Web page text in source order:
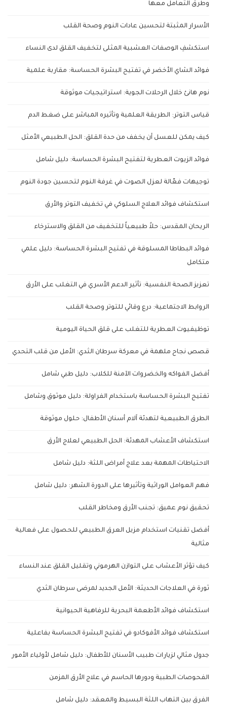
وطرق التعامل معها
الأسرار المثبتة لتحسين عادات النوم وصحة القلب
استكشفِ الوصفات العشبية المثلى لتخفيف القلق لدى النساء
فوائد الشاي الأخضر في تفتيح البشرة الحساسة: مقاربة علمية
نوم هانئ خلال الرحلات الجوية: استراتيجيات موثوقة
قياس التوتر: الطريقة العلمية وتأثيره المباشر على ضغط الدم
كيف يمكن للعسل أن يخفف من حدة القلق: الحل الطبيعي الأمثل
فوائد الزيوت العطرية لتفتيح البشرة الحساسة: دليل شامل
توجيهات فعّالة لعزل الصوت في غرفة النوم لتحسين جودة النوم
استكشاف فوائد العلاج السلوكي في تخفيف التوتر والأرق
الريحان المقدس: حلاً طبيعياً للتخفيف من القلق والاسترخاء
فوائد البطاطا المسلوقة في تفتيح البشرة الحساسة: دليل علمي
متكامل
تعزيز الصحة النفسية: تأثير الدعم الأسري في التغلب على الأرق
الروابط الاجتماعية: درع وقائي للتوتر وصحة القلب
توظيفيوت العطرية للتغلب على قلق الحياة اليومية
قصص نجاح ملهمة في معركة سرطان الثدي: الأمل من قلب التحدي
أفضل الفواكه والخضروات الآمنة للكلاب: دليل طبي شامل
تفتيح البشرة الحساسة باستخدام الفراولة: دليل موثوق وشامل
الطرق الطبيعية لتهدئة آلام أسنان الأطفال: حلول موثوقة
استكشاف الأعشاب المهدئة: الحل الطبيعي لعلاج الأرق
الاحتياطات المهمة بعد علاج أمراض اللثة: دليل شامل
فهم العوامل الوراثية وتأثيرها على الدورة الشهر: دليل شامل
تحقيق نوم عميق: تجنب الأرق ومخاطر القلب
أفضل تقنيات استخدام مزيل العرق الطبيعي للحصول على فعالية
مثالية
كيف تؤثر الأعشاب على التوازن الهرموني وتقليل القلق عند النساء
ثورة في العلاجات الحديثة: الأمل الجديد لمرضى سرطان الثدي
استكشاف فوائد الأطعمة البحرية للرفاهية الحيوانية
استكشاف فوائد الأفوكادو في تفتيح البشرة الحساسة بفاعلية
جدول مثالي لزيارات طبيب الأسنان للأطفال: دليل شامل لأولياء الأمور
الفحوصات الطبية ودورها الحاسم في علاج الأرق المزمن
الفرق بين التهاب اللثة البسيط والمعقد: دليل شامل